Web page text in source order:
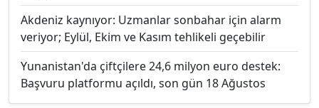
Akdeniz kaynıyor: Uzmanlar sonbahar için alarm
veriyor; Eylül, Ekim ve Kasım tehlikeli geçebilir
Yunanistan'da çiftçilere 24,6 milyon euro destek:
Başvuru platformu açıldı, son gün 18 Ağustos